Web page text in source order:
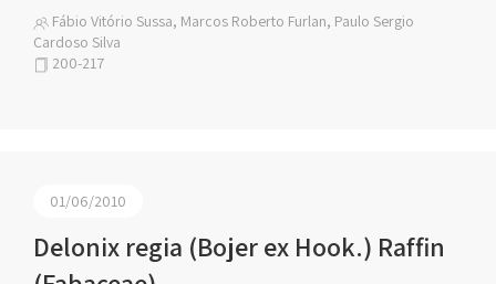
Fábio Vitório Sussa, Marcos Roberto Furlan, Paulo Sergio
Cardoso Silva
200-217
01/06/2010
Delonix regia (Bojer ex Hook.) Raffin